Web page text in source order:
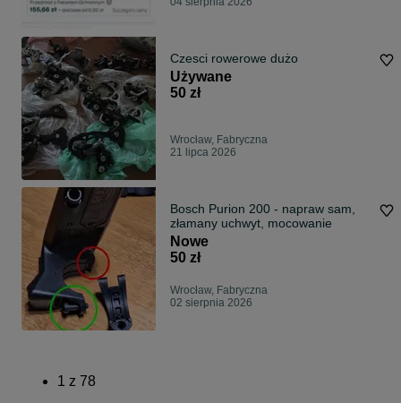
Czesci rowerowe dużo
Używane
50 zł
Wrocław, Fabryczna
21 lipca 2026
Bosch Purion 200 - napraw sam,
złamany uchwyt, mocowanie
Nowe
50 zł
Wrocław, Fabryczna
02 sierpnia 2026
1 z 78